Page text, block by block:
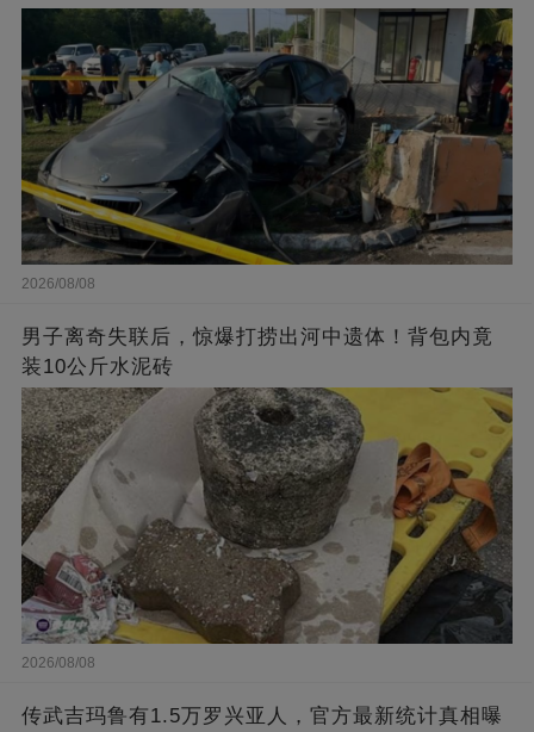
2026/08/08
男子离奇失联后，惊爆打捞出河中遗体！背包内竟
装10公斤水泥砖
2026/08/08
传武吉玛鲁有1.5万罗兴亚人，官方最新统计真相曝